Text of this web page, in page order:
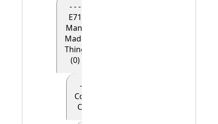
- - -
E71
Man-
Made
Thing
(0)
- - - - E28
Conceptual
Object (0)